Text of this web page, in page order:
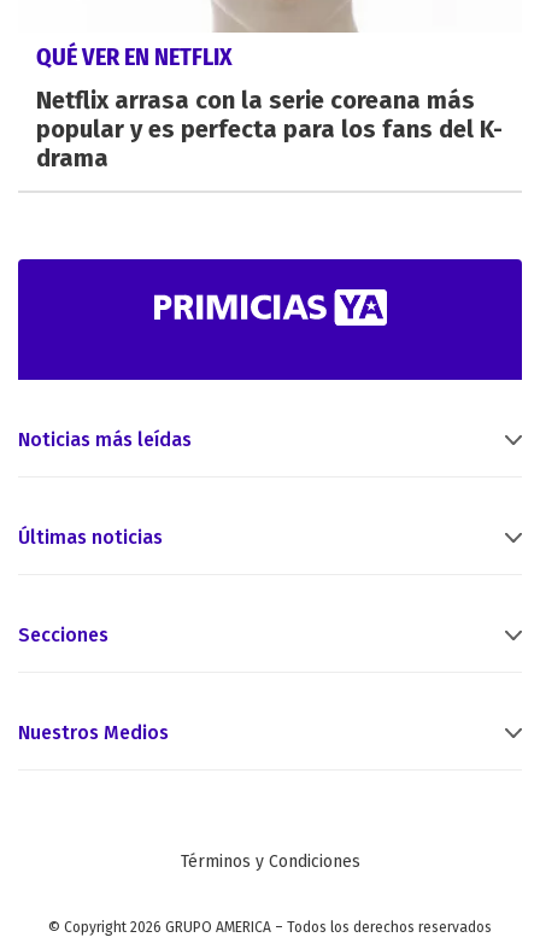
QUÉ VER EN NETFLIX
Netflix arrasa con la serie coreana más
popular y es perfecta para los fans del K-
drama
Noticias más leídas
Últimas noticias
Secciones
Nuestros Medios
Términos y Condiciones
© Copyright 2026 GRUPO AMERICA – Todos los derechos reservados